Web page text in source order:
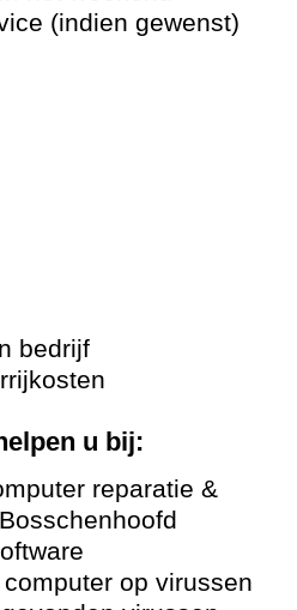
(indien gewenst)
bedrijf
u bij:
reparatie &
op virussen